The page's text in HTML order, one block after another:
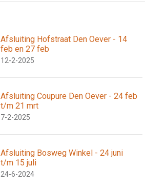
Afsluiting Hofstraat Den Oever - 14
feb en 27 feb
12-2-2025
Afsluiting Coupure Den Oever - 24 feb
t/m 21 mrt
7-2-2025
Afsluiting Bosweg Winkel - 24 juni
t/m 15 juli
24-6-2024